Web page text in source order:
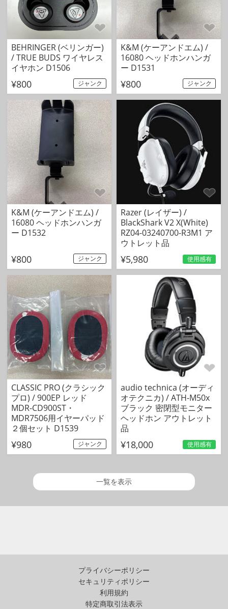
BEHRINGER (ベリンガー)
/ TRUE BUDS ワイヤレス
イヤホン D1506
¥800 ジャンク
K&M (ケーアンドエム) /
16080 ヘッドホンハンガ
ー D1531
¥800 ジャンク
K&M (ケーアンドエム) /
16080 ヘッドホンハンガ
ー D1532
¥800 ジャンク
Razer (レイザー) /
BlackShark V2 X(White)
RZ04-03240700-R3M1 ア
ウトレット品
¥5,980 使用感有
CLASSIC PRO (クラシック
プロ) / 900EP レッド
MDR-CD900ST・
MDR7506用イヤーパッド
２個セット D1539
¥980 ジャンク
audio technica (オーディ
オテクニカ) / ATH-M50x
ブラック 密閉型モニター
ヘッドホン アウトレット
品
¥18,000 使用感有
一覧を表示
プライバシーポリシー
セキュリティポリシー
利用規約
特定商取引法表示